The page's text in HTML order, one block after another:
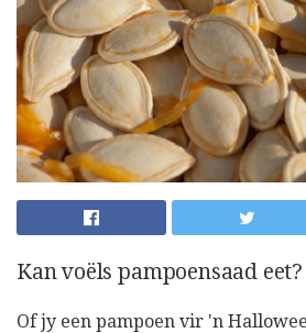
Kan voëls pampoensaad eet?
Of jy een pampoen vir 'n